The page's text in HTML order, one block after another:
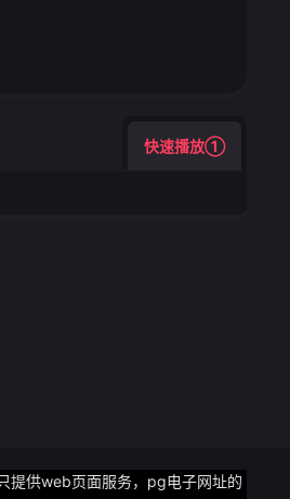
快速播放①
提供web页面服务，pg电子网址的